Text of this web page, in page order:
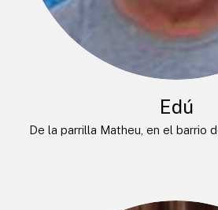
Edú
De la parrilla Matheu, en el barrio